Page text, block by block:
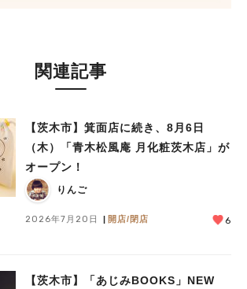
関連記事
【茨木市】箕面店に続き、8月6日
（木）「青木松風庵 月化粧茨木店」が
オープン！
りんご
2026年7月20日 開店/閉店 6
【茨木市】「あじみBOOKS」NEW